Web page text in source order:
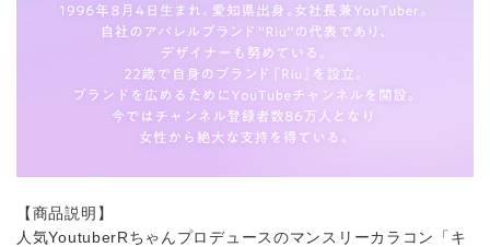
【商品説明】
人気YoutuberRちゃんプロデュースのマンスリーカラコン「キ